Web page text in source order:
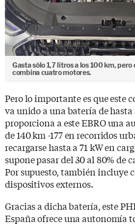
Gasta sólo 1,7 litros a los 100 km, pero
combina cuatro motores.
Pero lo importante es que este
va unido a una batería de hasta
proporciona a este EBRO una
de 140 km -177 en recorridos
recargarse hasta a 71 kW en
supone pasar del 30 al 80% de
Por supuesto, también incluye
dispositivos externos.
Gracias a dicha batería, este
España ofrece una autonomía